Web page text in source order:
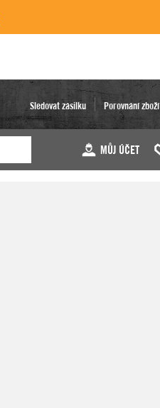
Sledovat zásilku Porovnání zboží
MŮJ ÚČET